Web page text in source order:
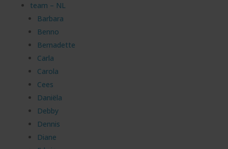
team – NL
Barbara
Benno
Bernadette
Carla
Carola
Cees
Daniëla
Debby
Dennis
Diane